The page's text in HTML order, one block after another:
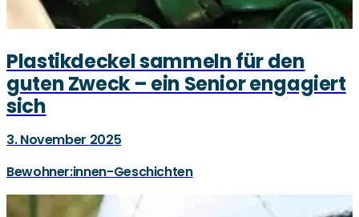
Plastikdeckel sammeln für den
guten Zweck – ein Senior engagiert
sich
3. November 2025
Bewohner:innen-Geschichten